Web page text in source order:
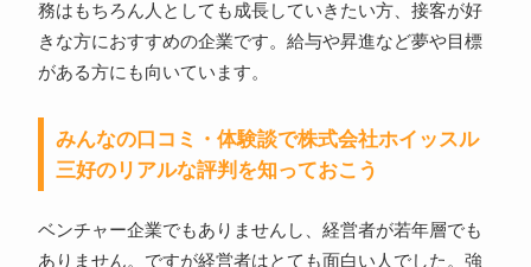
務はもちろん人としても成長していきたい方、接客が好
きな方におすすめの企業です。給与や昇進など夢や目標
がある方にも向いています。
みんなの口コミ・体験談で株式会社ホイッスル
三好のリアルな評判を知っておこう
ベンチャー企業でもありませんし、経営者が若年層でも
ありません。ですが経営者はとても面白い人でした。強